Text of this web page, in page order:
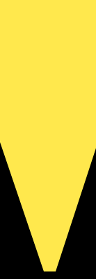
haben Sie
in den